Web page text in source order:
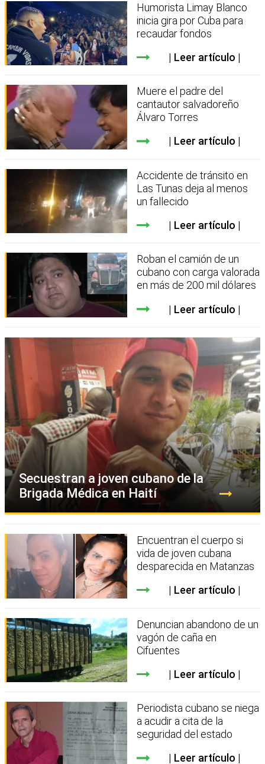
Humorista Limay Blanco
inicia gira por Cuba para
recaudar fondos
Leer artículo
Muere el padre del
cantautor salvadoreño
Álvaro Torres
Leer artículo
Accidente de tránsito en
Las Tunas deja al menos
un fallecido
Leer artículo
Roban el camión de un
cubano con carga valorada
en más de 200 mil dólares
Leer artículo
Secuestran a joven cubano de la
Brigada Médica en Haití
Encuentran el cuerpo si
vida de joven cubana
desparecida en Matanzas
Leer artículo
Denuncian abandono de un
vagón de caña en
Cifuentes
Leer artículo
Periodista cubano se niega
a acudir a cita de la
seguridad del estado
Leer artículo